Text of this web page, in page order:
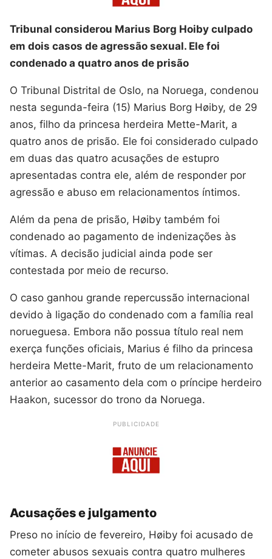
Tribunal considerou Marius Borg Hoiby culpado
em dois casos de agressão sexual. Ele foi
condenado a quatro anos de prisão
O Tribunal Distrital de Oslo, na Noruega, condenou
nesta segunda-feira (15) Marius Borg Høiby, de 29
anos, filho da princesa herdeira Mette-Marit, a
quatro anos de prisão. Ele foi considerado culpado
em duas das quatro acusações de estupro
apresentadas contra ele, além de responder por
agressão e abuso em relacionamentos íntimos.
Além da pena de prisão, Høiby também foi
condenado ao pagamento de indenizações às
vítimas. A decisão judicial ainda pode ser
contestada por meio de recurso.
O caso ganhou grande repercussão internacional
devido à ligação do condenado com a família real
norueguesa. Embora não possua título real nem
exerça funções oficiais, Marius é filho da princesa
herdeira Mette-Marit, fruto de um relacionamento
anterior ao casamento dela com o príncipe herdeiro
Haakon, sucessor do trono da Noruega.
PUBLICIDADE
Acusações e julgamento
Preso no início de fevereiro, Høiby foi acusado de
cometer abusos sexuais contra quatro mulheres